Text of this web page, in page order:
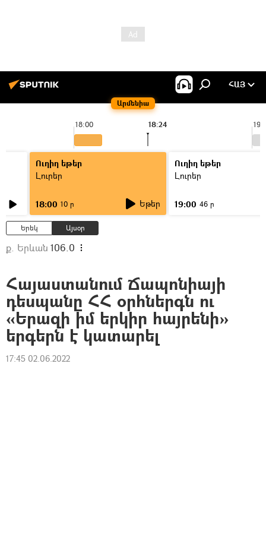
Արմենիա
ՀԱՅ
18:00 18:24
Ուղիղ եթեր
Լուրեր
18:00 10 ր Եթեր
Ուղիղ եթեր
Լուրեր
19:00 46 ր
Երեկ Այսօր
ք. Երևան 106.0
Հայաստանում Ճապոնիայի
դեսպանը ՀՀ օրհներգն ու
«Երազի իմ երկիր հայրենի»
երգերն է կատարել
17:45 02.06.2022